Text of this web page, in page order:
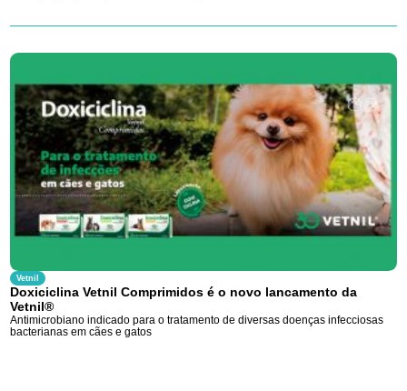
Vetnil
Doxiciclina Vetnil Comprimidos é o novo lancamento da
Vetnil®
Antimicrobiano indicado para o tratamento de diversas doenças infecciosas
bacterianas em cães e gatos